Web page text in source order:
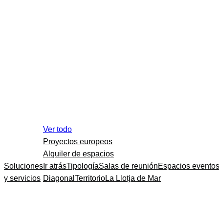
Soluciones
y servicios
Ver todo
Proyectos europeos
Alquiler de espacios
Ir atrásTipologíaSalas de reuniónEspacios eventos
Diagonal TerritorioLa Llotja de Mar